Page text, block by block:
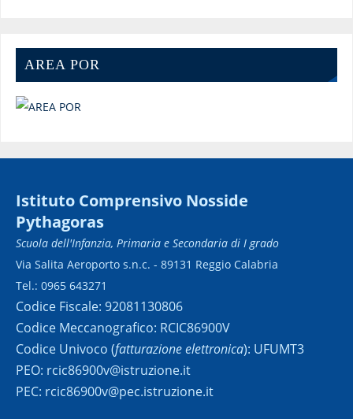
AREA POR
Istituto Comprensivo Nosside
Pythagoras
Scuola dell'Infanzia, Primaria e Secondaria di I grado
Via Salita Aeroporto s.n.c. - 89131 Reggio Calabria
Tel.: 0965 643271
Codice Fiscale: 92081130806
Codice Meccanografico: RCIC86900V
Codice Univoco (fatturazione elettronica): UFUMT3
PEO: rcic86900v@istruzione.it
PEC: rcic86900v@pec.istruzione.it